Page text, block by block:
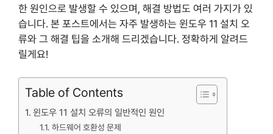
한 원인으로 발생할 수 있으며, 해결 방법도 여러 가지가 있
습니다. 본 포스트에서는 자주 발생하는 윈도우 11 설치 오
류와 그 해결 팁을 소개해 드리겠습니다. 정확하게 알려드
릴게요!
Table of Contents
윈도우 11 설치 오류의 일반적인 원인
하드웨어 호환성 문제